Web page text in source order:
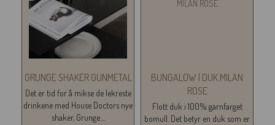
GRUNGE SHAKER GUNMETAL
Det er tid for å mikse de lekreste
drinkene med House Doctors nye
shaker, Grunge....
BUNGALOW | DUK MILAN
ROSE
Flott duk i 100% garnfarget
bomull. Det betyr en duk som er